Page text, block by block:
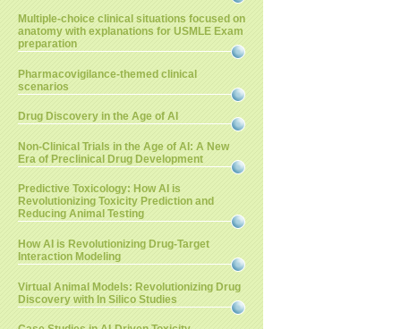
Multiple-choice clinical situations focused on
anatomy with explanations for USMLE Exam
preparation
Pharmacovigilance-themed clinical
scenarios
Drug Discovery in the Age of AI
Non-Clinical Trials in the Age of AI: A New
Era of Preclinical Drug Development
Predictive Toxicology: How AI is
Revolutionizing Toxicity Prediction and
Reducing Animal Testing
How AI is Revolutionizing Drug-Target
Interaction Modeling
Virtual Animal Models: Revolutionizing Drug
Discovery with In Silico Studies